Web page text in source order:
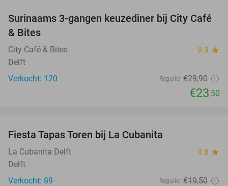
21%
Surinaams 3-gangen keuzediner bij City Café
& Bites
City Café & Bites 9.9 star
Delft
Verkocht: 120
Regulier €29,90
€23,50
Fiesta Tapas Toren bij La Cubanita
La Cubanita Delft 9.8 star
Delft
Verkocht: 89
Regulier €19,50